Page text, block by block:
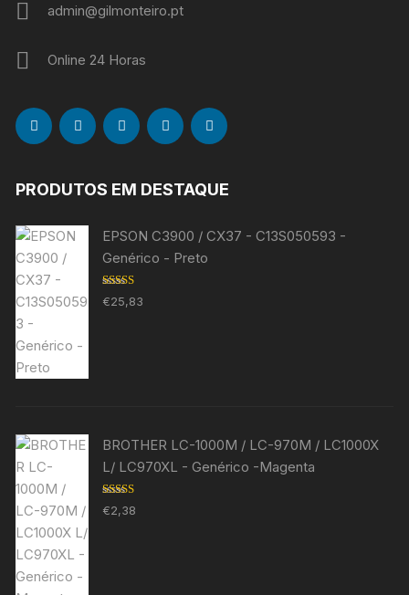
admin@gilmonteiro.pt
Online 24 Horas
PRODUTOS EM DESTAQUE
EPSON C3900 / CX37 - C13S050593 -
Genérico - Preto
Avaliação
5.00de 5
€25,83
BROTHER LC-1000M / LC-970M / LC1000X
L/ LC970XL - Genérico -Magenta
Avaliação
5.00de 5
€2,38